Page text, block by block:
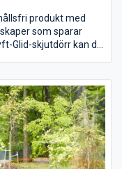
produkt med
som sparar
Glid-skjutdörr kan du
med Menta Delux